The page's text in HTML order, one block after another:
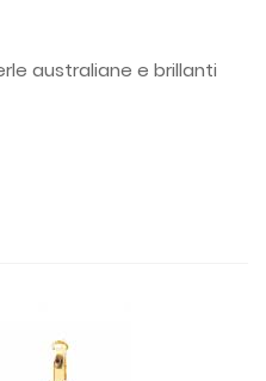
australiane e brillanti